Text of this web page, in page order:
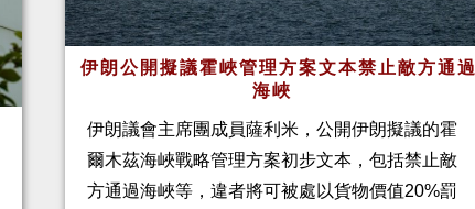
伊朗公開擬議霍峽管理方案文本禁止敵方通過
海峽
伊朗議會主席團成員薩利米，公開伊朗擬議的霍
爾木茲海峽戰略管理方案初步文本，包括禁止敵
方通過海峽等，違者將可被處以貨物價值20%罰